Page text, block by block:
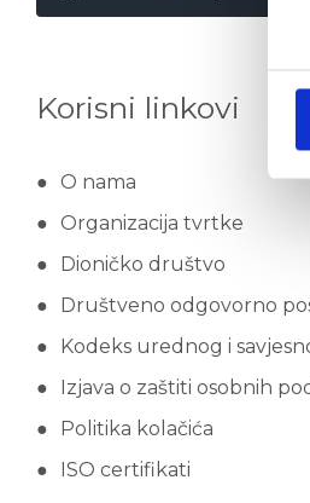
Korisni linkovi
O nama
Organizacija tvrtke
Dioničko društvo
Društveno odgovorno
Kodeks urednog i
Izjava o zaštiti osobnih
Politika kolačića
ISO certifikati